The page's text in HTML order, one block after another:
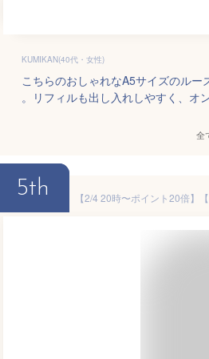
KUMIKAN(40代・女性)
こちらのおしゃれなA5サイズのル
。リフィルも出し入れしやすく、オ
全
5th